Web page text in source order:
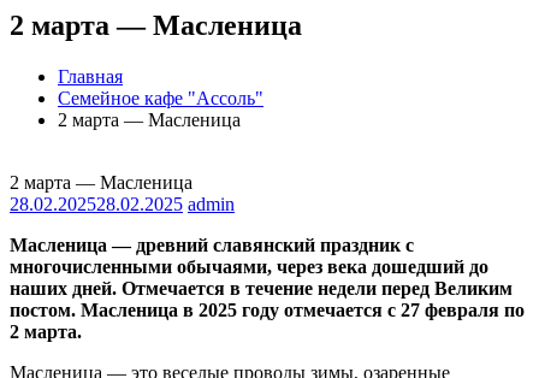
2 марта — Масленица
Главная
Семейное кафе "Ассоль"
2 марта — Масленица
2 марта — Масленица
28.02.202528.02.2025 admin
Масленица — древний славянский праздник с
многочисленными обычаями, через века дошедший до
наших дней. Отмечается в течение недели перед Великим
постом. Масленица в 2025 году отмечается с 27 февраля по
2 марта.
Масленица — это веселые проводы зимы, озаренные